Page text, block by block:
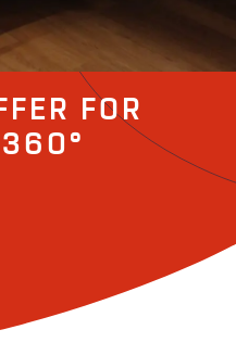
FOR
360°